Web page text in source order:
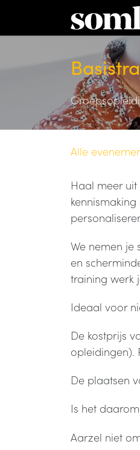
Alle
Haal meer
We nemen je
en
training werk
Ideaal voor
De kostprijs
opleidingen).
De plaatsen
Is het
Aarzel niet